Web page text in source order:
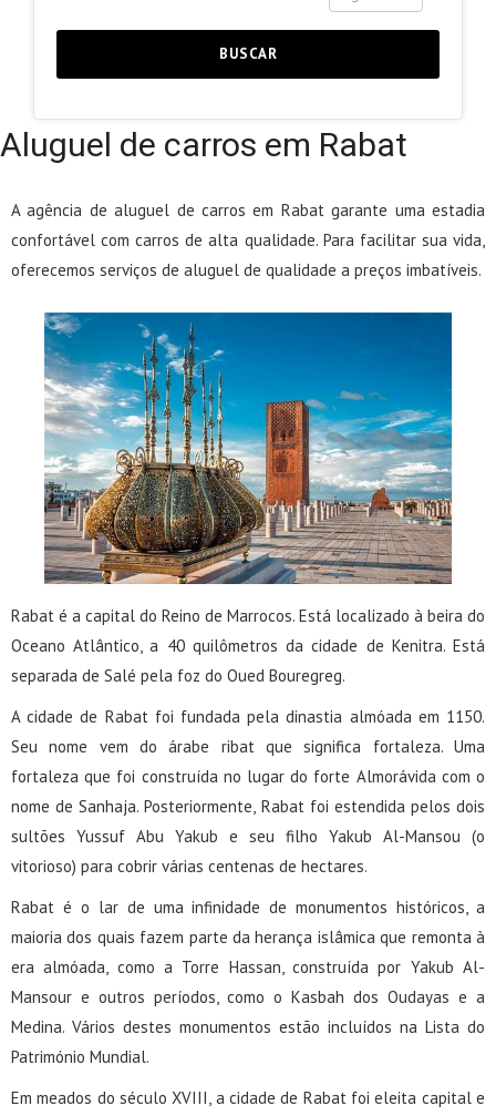
BUSCAR
Aluguel de carros em Rabat
A agência de aluguel de carros em Rabat garante uma estadia
confortável com carros de alta qualidade. Para facilitar sua vida,
oferecemos serviços de aluguel de qualidade a preços imbatíveis.
Rabat é a capital do Reino de Marrocos. Está localizado à beira do
Oceano Atlântico, a 40 quilômetros da cidade de Kenitra. Está
separada de Salé pela foz do Oued Bouregreg.
A cidade de Rabat foi fundada pela dinastia almóada em 1150.
Seu nome vem do árabe ribat que significa fortaleza. Uma
fortaleza que foi construída no lugar do forte Almorávida com o
nome de Sanhaja. Posteriormente, Rabat foi estendida pelos dois
sultões Yussuf Abu Yakub e seu filho Yakub Al-Mansou (o
vitorioso) para cobrir várias centenas de hectares.
Rabat é o lar de uma infinidade de monumentos históricos, a
maioria dos quais fazem parte da herança islâmica que remonta à
era almóada, como a Torre Hassan, construída por Yakub Al-
Mansour e outros períodos, como o Kasbah dos Oudayas e a
Medina. Vários destes monumentos estão incluídos na Lista do
Património Mundial.
Em meados do século XVIII, a cidade de Rabat foi eleita capital e